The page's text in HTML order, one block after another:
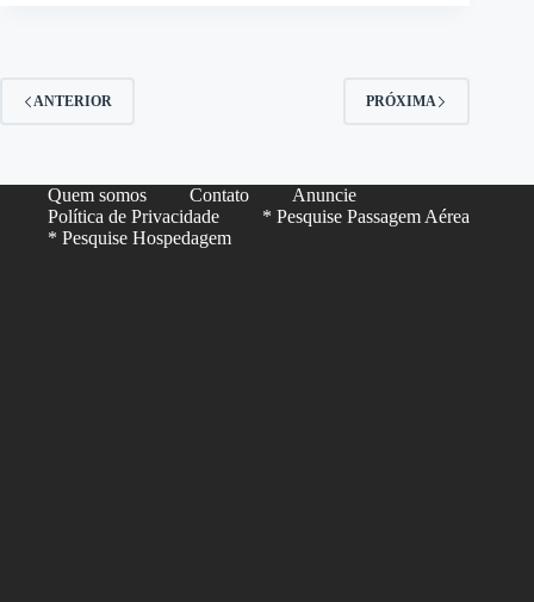
ANTERIOR PRÓXIMA
Quem somos Contato
Anuncie
Política de Privacidade
* Pesquise Passagem Aérea
* Pesquise Hospedagem